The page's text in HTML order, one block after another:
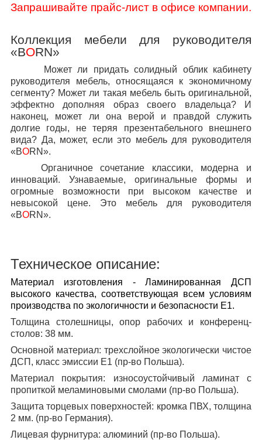
Запрашивайте прайс-лист в офисе компании.
Коллекция мебели для руководителя
«BORN»
Может ли придать солидный облик кабинету
руководителя мебель, относящаяся к экономичному
сегменту? Может ли такая мебель быть оригинальной,
эффектно дополняя образ своего владельца? И
наконец, может ли она верой и правдой служить
долгие годы, не теряя презентабельного внешнего
вида? Да, может, если это мебель для руководителя
«BORN».
Органичное сочетание классики, модерна и
инноваций. Узнаваемые, оригинальные формы и
огромные возможности при высоком качестве и
невысокой цене. Это мебель для руководителя
«BORN».
Техническое описание:
Материал изготовления - Ламинированная ДСП
высокого качества, соответствующая всем условиям
производства по экологичности и безопасности Е1.
Толщина столешницы, опор рабочих и конференц-
столов: 38 мм.
Основной материал: трехслойное экологически чистое
ДСП, класс эмиссии Е1 (пр-во Польша).
Материал покрытия: износоустойчивый ламинат с
пропиткой меламиновыми смолами (пр-во Польша).
Защита торцевых поверхностей: кромка ПВХ, толщина
2 мм. (пр-во Германия).
Лицевая фурнитура: алюминий (пр-во Польша).